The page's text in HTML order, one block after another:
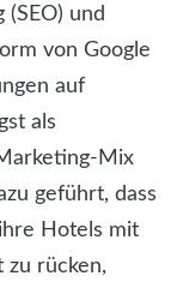
und
von Google
auf
als
Mix
geführt, dass
Hotels mit
zu rücken,